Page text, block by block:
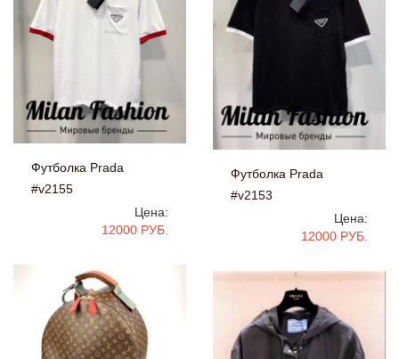
Футболка Prada
#v2155
Цена:
12000 РУБ.
Футболка Prada
#v2153
Цена:
12000 РУБ.